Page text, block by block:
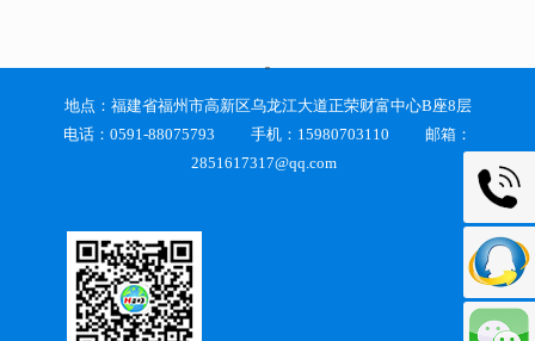
地点：福建省福州市高新区乌龙江大道正荣财富中心B座8层
电话：0591-88075793 手机：15980703110 邮箱：
2851617317@qq.com
0591-